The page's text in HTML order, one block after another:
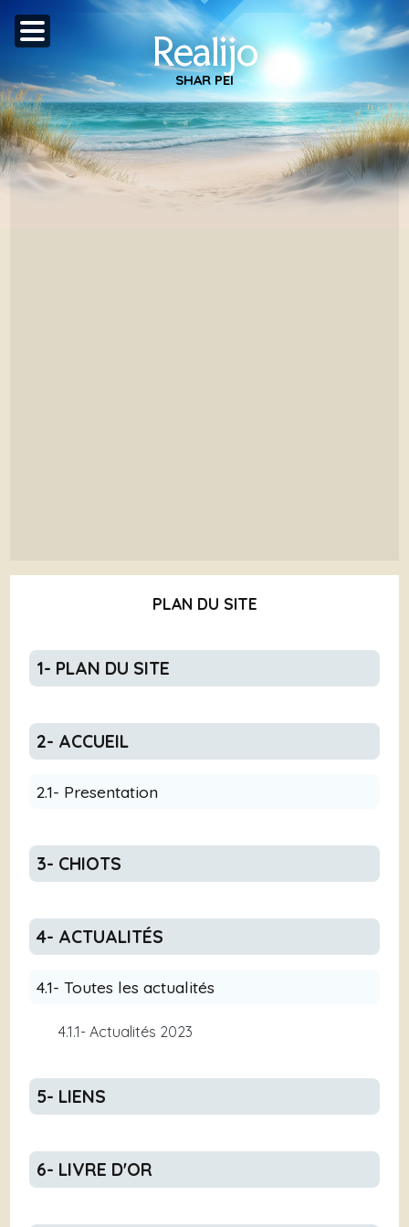
Realijo
SHAR PEI
PLAN DU SITE
1- PLAN DU SITE
2- ACCUEIL
2.1- Presentation
3- CHIOTS
4- ACTUALITÉS
4.1- Toutes les actualités
4.1.1- Actualités 2023
5- LIENS
6- LIVRE D'OR